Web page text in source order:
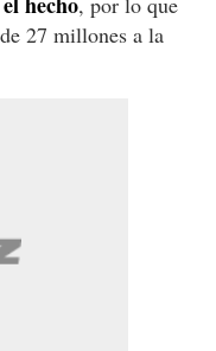
27 millones a la